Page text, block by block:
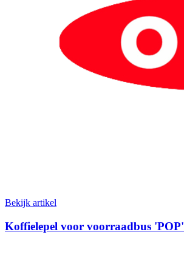
Bekijk artikel
Koffielepel voor voorraadbus 'POP'